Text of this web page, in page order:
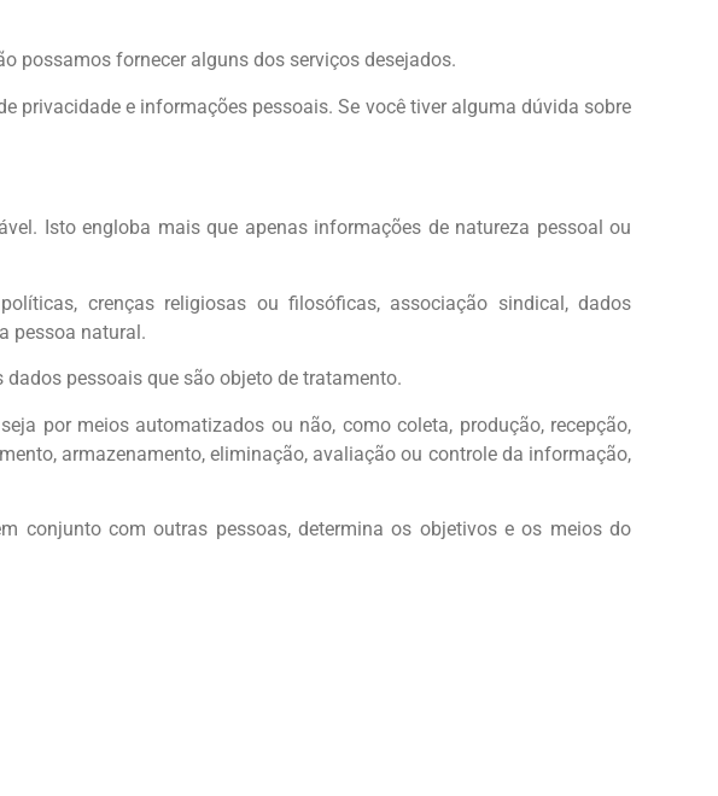
possamos fornecer alguns dos serviços desejados.
privacidade e informações pessoais. Se você tiver alguma dúvida sobre
Isto engloba mais que apenas informações de natureza pessoal ou
crenças religiosas ou filosóficas, associação sindical, dados
pessoa natural.
pessoais que são objeto de tratamento.
por meios automatizados ou não, como coleta, produção, recepção,
armazenamento, eliminação, avaliação ou controle da informação,
conjunto com outras pessoas, determina os objetivos e os meios do